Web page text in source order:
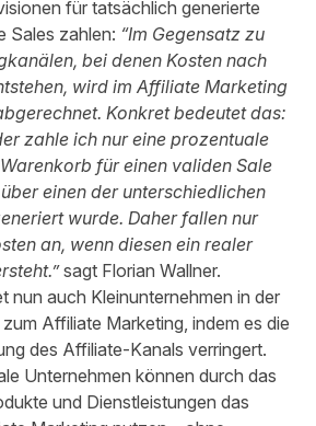
für tatsächlich generierte
Sales zahlen: “Im Gegensatz zu
bei denen Kosten nach
wird im Affiliate Marketing
Konkret bedeutet das:
zahle ich nur eine prozentuale
für einen validen Sale
einen der unterschiedlichen
wurde. Daher fallen nur
an, wenn diesen ein realer
sagt Florian Wallner.
nun auch Kleinunternehmen in der
Affiliate Marketing, indem es die
des Affiliate-Kanals verringert.
Unternehmen können durch das
und Dienstleistungen das